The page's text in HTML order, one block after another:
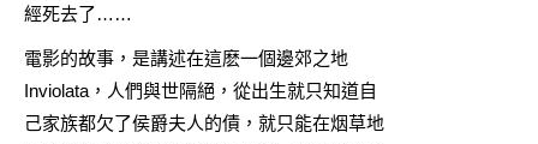
經死去了……
電影的故事，是講述在這麽一個邊郊之地
Inviolata，人們與世隔絕，從出生就只知道自
己家族都欠了侯爵夫人的債，就只能在烟草地